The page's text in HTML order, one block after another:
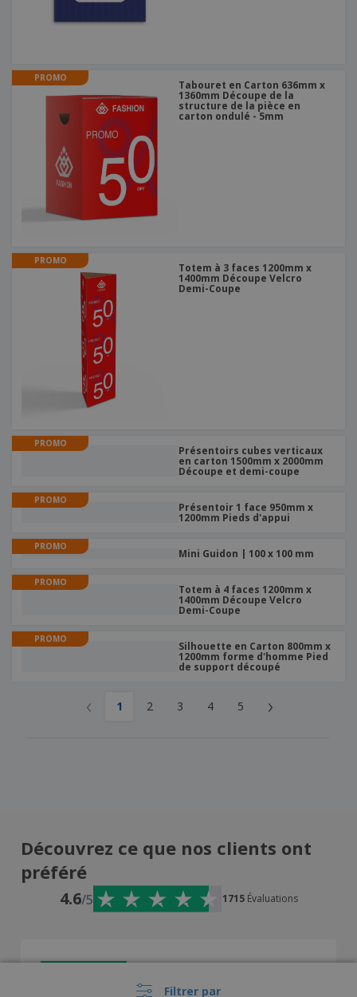
Filtrer par
PROMO
Tabouret en Carton 636mm x
1360mm Découpe de la
structure de la pièce en
carton ondulé - 5mm
PROMO
Totem à 3 faces 1200mm x
1400mm Découpe Velcro
Demi-Coupe
PROMO
Présentoirs cubes verticaux
en carton 1500mm x 2000mm
Découpe et demi-coupe
PROMO
Présentoir 1 face 950mm x
1200mm Pieds d'appui
PROMO
Mini Guidon | 100 x 100 mm
PROMO
Totem à 4 faces 1200mm x
1400mm Découpe Velcro
Demi-Coupe
PROMO
Silhouette en Carton 800mm x
1200mm forme d'homme Pied
de support découpé
‹ 1 2 3 4 5 ›
Découvrez ce que nos clients ont
préféré
4.6/5 1715 Évaluations